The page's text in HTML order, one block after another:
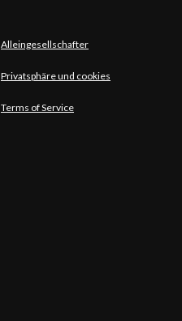
Alleingesellschafter
Privatsphäre und cookies
Terms of Service